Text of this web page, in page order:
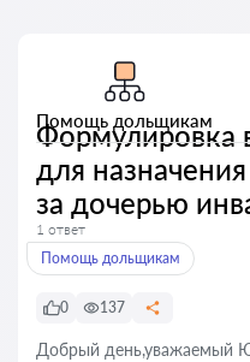
Помощь дольщикам
Формулировка
для
за дочерью
1 ответ
Помощь дольщикам
0 137
Добрый день,уважаемый